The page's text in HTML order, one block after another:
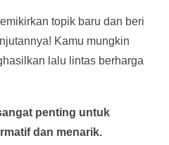
topik baru dan beri
Kamu mungkin
lalu lintas berharga
penting untuk
dan menarik.